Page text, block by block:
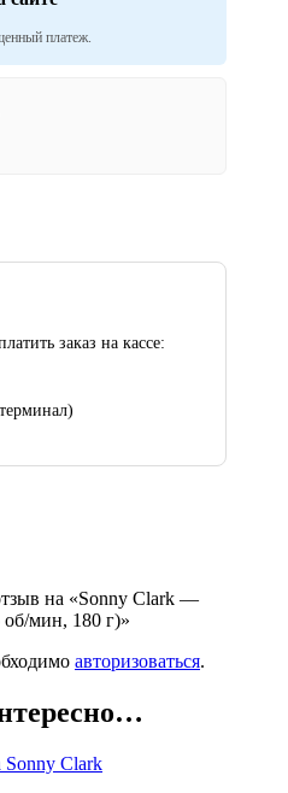
платеж.
заказ на кассе:
на «Sonny Clark —
об/мин, 180 г)»
авторизоваться.